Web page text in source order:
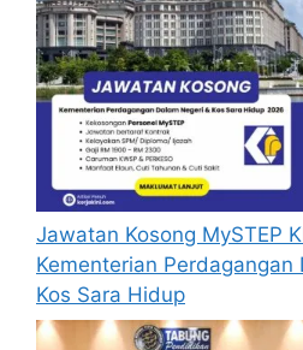
Murid Berkeperluan
Menyelaras
murid
Memasukkan data
kantin sekolah
Membuat persiapan
ujian/peperiksaan
Menguruskan Skim
Membuat
sekolah
Jawatan Kosong MySTEP
Kementerian Perdagangan
Kos Sara Hidup